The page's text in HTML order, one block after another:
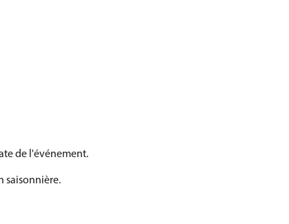
de l'événement.
saisonnière.